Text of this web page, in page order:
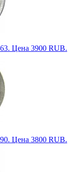
Цена 3900 RUB.
Цена 3800 RUB.